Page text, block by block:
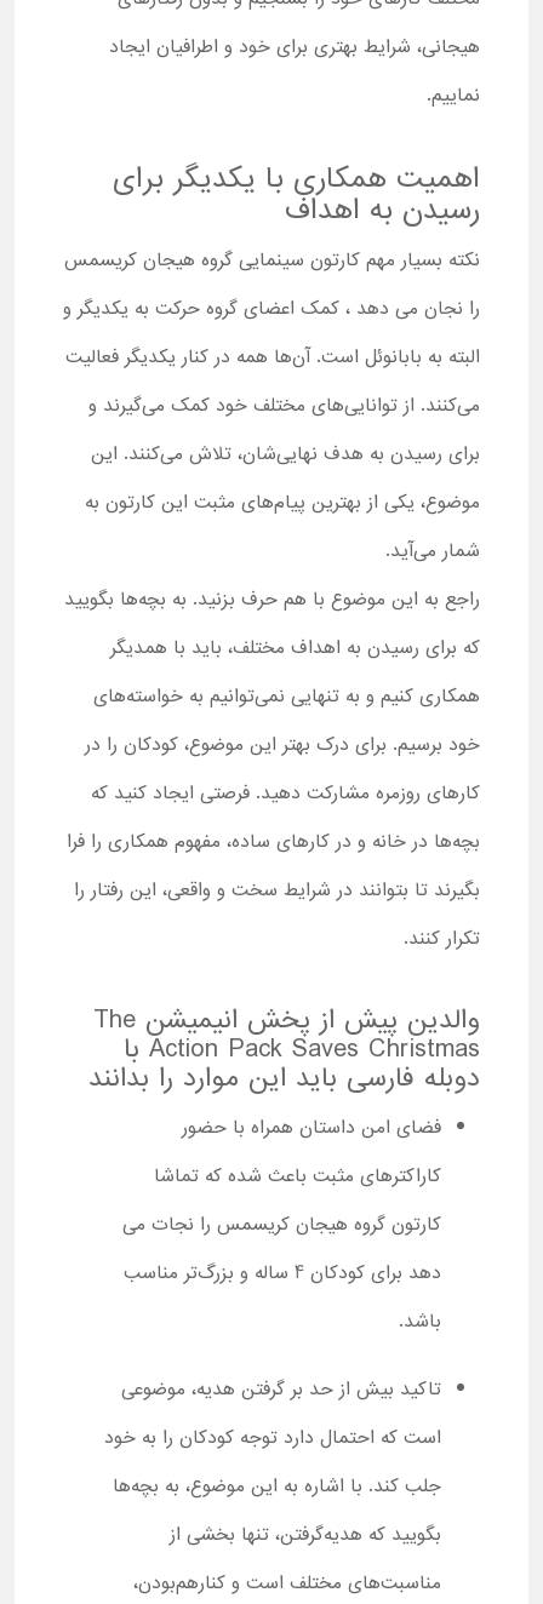
هیجانی، شرایط بهتری برای خود و اطرافیان ایجاد
نماییم.
اهمیت همکاری با یکدیگر برای
رسیدن به اهداف
نکته بسیار مهم کارتون سینمایی گروه هیجان کریسمس
را نجان می دهد ، کمک اعضای گروه حرکت به یکدیگر و
البته به بابانوئل است. آن‌ها همه در کنار یکدیگر فعالیت
می‌کنند. از توانایی‌های مختلف خود کمک می‌گیرند و
برای رسیدن به هدف نهایی‌شان، تلاش می‌کنند. این
موضوع، یکی از بهترین پیام‌های مثبت این کارتون به
شمار می‌آید.
راجع به این موضوع با هم حرف بزنید. به بچه‌ها بگویید
که برای رسیدن به اهداف مختلف، باید با همدیگر
همکاری کنیم و به تنهایی نمی‌توانیم به خواسته‌های
خود برسیم. برای درک بهتر این موضوع، کودکان را در
کارهای روزمره مشارکت دهید. فرصتی ایجاد کنید که
بچه‌ها در خانه و در کارهای ساده، مفهوم همکاری را فرا
بگیرند تا بتوانند در شرایط سخت و واقعی، این رفتار را
تکرار کنند.
والدین پیش از پخش انیمیشن The
Action Pack Saves Christmas با
دوبله فارسی باید این موارد را بدانند
فضای امن داستان همراه با حضور
کاراکترهای مثبت باعث شده که تماشا
کارتون گروه هیجان کریسمس را نجات می
دهد برای کودکان 4 ساله و بزرگ‌تر مناسب
باشد.
تاکید بیش از حد بر گرفتن هدیه، موضوعی
است که احتمال دارد توجه کودکان را به خود
جلب کند. با اشاره به این موضوع، به بچه‌ها
بگویید که هدیه‌گرفتن، تنها بخشی از
مناسبت‌های مختلف است و کنارهم‌بودن،